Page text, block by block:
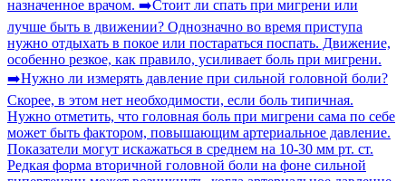
назначенное врачом. ➡️Стоит ли спать при мигрени или
лучше быть в движении? Однозначно во время приступа
нужно отдыхать в покое или постараться поспать. Движение,
особенно резкое, как правило, усиливает боль при мигрени.
➡️Нужно ли измерять давление при сильной головной боли?
Скорее, в этом нет необходимости, если боль типичная.
Нужно отметить, что головная боль при мигрени сама по себе
может быть фактором, повышающим артериальное давление.
Показатели могут искажаться в среднем на 10-30 мм рт. ст.
Редкая форма вторичной головной боли на фоне сильной